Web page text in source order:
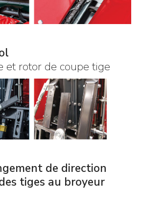
et rotor de coupe tige
de direction
tiges au broyeur